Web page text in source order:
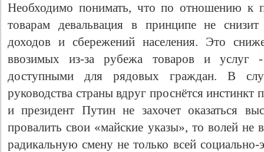
Необходимо понимать, что по отношению к
товарам девальвация в принципе не снизит
доходов и сбережений населения. Это
ввозимых из-за рубежа товаров и услуг
доступными для рядовых граждан. В
руководства страны вдруг проснётся инстинкт
и президент Путин не захочет оказаться
провалить свои «майские указы», то волей не
радикальную смену не только всей